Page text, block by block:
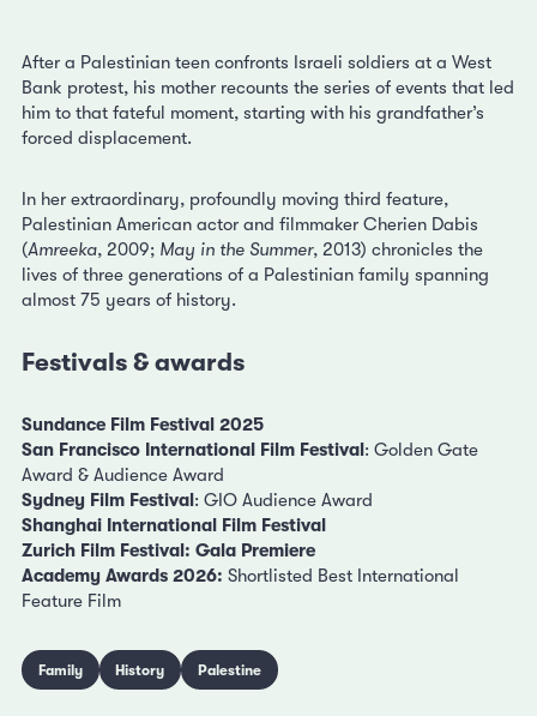
After a Palestinian teen confronts Israeli soldiers at a West
Bank protest, his mother recounts the series of events that led
him to that fateful moment, starting with his grandfather’s
forced displacement.
In her extraordinary, profoundly moving third feature,
Palestinian American actor and filmmaker Cherien Dabis
(Amreeka, 2009; May in the Summer, 2013) chronicles the
lives of three generations of a Palestinian family spanning
almost 75 years of history.
Festivals & awards
Sundance Film Festival 2025
San Francisco International Film Festival: Golden Gate
Award & Audience Award
Sydney Film Festival: GIO Audience Award
Shanghai International Film Festival
Zurich Film Festival: Gala Premiere
Academy Awards 2026: Shortlisted Best International
Feature Film
Family History Palestine